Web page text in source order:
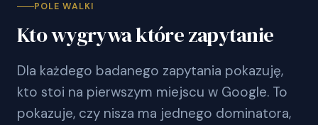
POLE WALKI
Kto wygrywa które zapytanie
Dla każdego badanego zapytania pokazuję,
kto stoi na pierwszym miejscu w Google. To
pokazuje, czy nisza ma jednego dominatora,